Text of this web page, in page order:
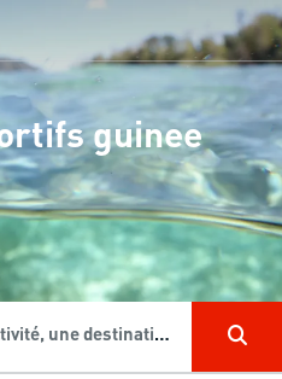
guinee
Rechercher un séjour, une activité, une destination...